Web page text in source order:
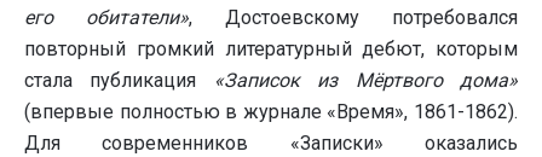
его обитатели», Достоевскому потребовался
повторный громкий литературный дебют, которым
стала публикация
«Записок из Мёртвого дома»
(впервые полностью в журнале «Время», 1861-1862).
Для современников «Записки» оказались